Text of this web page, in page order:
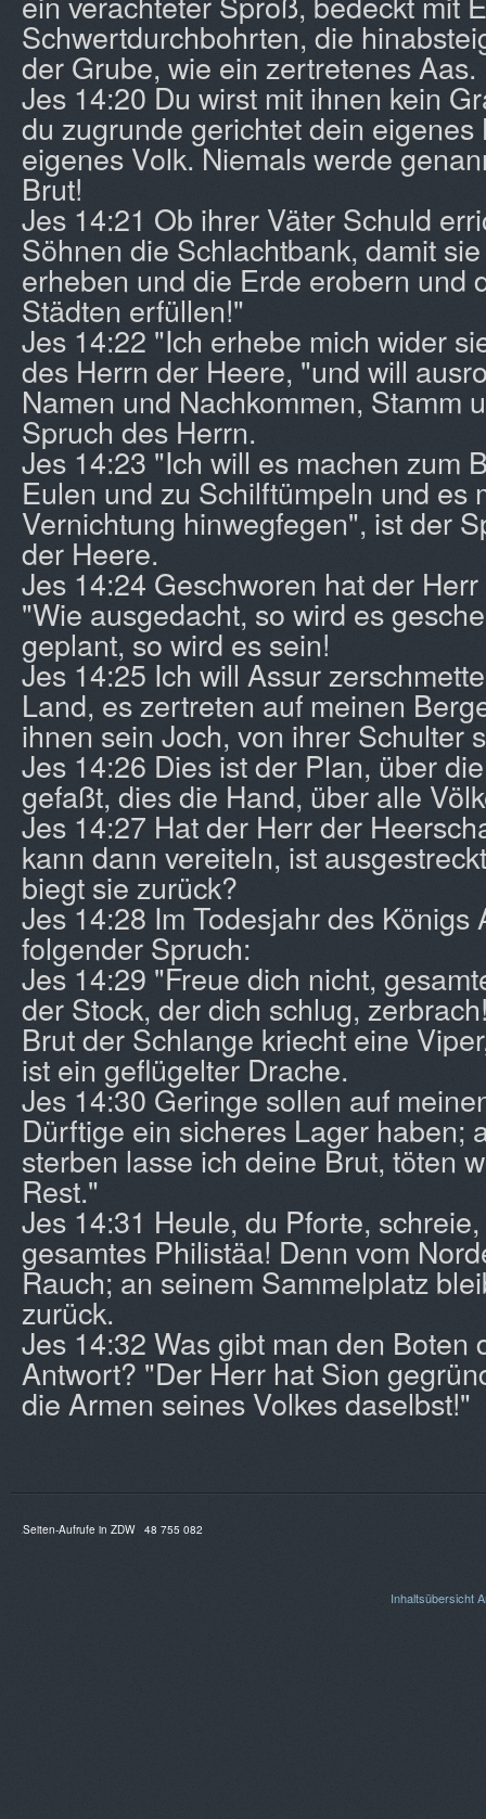
Schwertdurchbohrten, die
der Grube, wie ein zertretenes Aas.
Jes 14:20 Du wirst mit ihnen kein
du zugrunde gerichtet dein
eigenes Volk. Niemals werde
Brut!
Jes 14:21 Ob ihrer Väter Schuld
Söhnen die Schlachtbank, damit
erheben und die Erde erobern und
Städten erfüllen!"
Jes 14:22 "Ich erhebe mich wider
des Herrn der Heere, "und will
Namen und Nachkommen, Stamm
Spruch des Herrn.
Jes 14:23 "Ich will es machen zum
Eulen und zu Schilftümpeln und es
Vernichtung hinwegfegen", ist der
der Heere.
Jes 14:24 Geschworen hat der
"Wie ausgedacht, so wird es
geplant, so wird es sein!
Jes 14:25 Ich will Assur
Land, es zertreten auf meinen
ihnen sein Joch, von ihrer Schulter
Jes 14:26 Dies ist der Plan, über
gefaßt, dies die Hand, über alle
Jes 14:27 Hat der Herr der
kann dann vereiteln, ist
biegt sie zurück?
Jes 14:28 Im Todesjahr des Königs
folgender Spruch:
Jes 14:29 "Freue dich nicht,
der Stock, der dich schlug,
Brut der Schlange kriecht eine
ist ein geflügelter Drache.
Jes 14:30 Geringe sollen auf
Dürftige ein sicheres Lager haben;
sterben lasse ich deine Brut, töten
Rest."
Jes 14:31 Heule, du Pforte,
gesamtes Philistäa! Denn vom
Rauch; an seinem Sammelplatz
zurück.
Jes 14:32 Was gibt man den Boten
Antwort? "Der Herr hat Sion
die Armen seines Volkes daselbst!"
Seiten-Aufrufe in ZDW 48 755 082
Inhaltsübersicht